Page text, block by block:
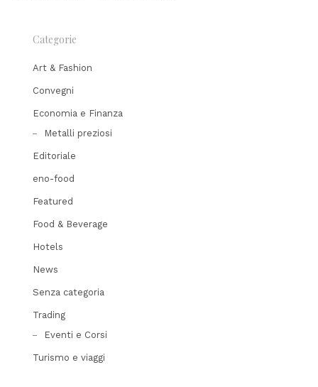
Categorie
Art & Fashion
Convegni
Economia e Finanza
Metalli preziosi
Editoriale
eno-food
Featured
Food & Beverage
Hotels
News
Senza categoria
Trading
Eventi e Corsi
Turismo e viaggi